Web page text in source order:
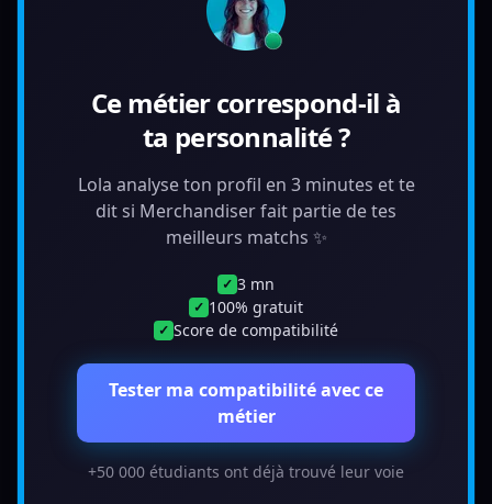
Ce métier correspond-il à
ta personnalité ?
Lola analyse ton profil en 3 minutes et te
dit si Merchandiser fait partie de tes
meilleurs matchs ✨
✓ 3 mn
✓ 100% gratuit
✓ Score de compatibilité
Tester ma compatibilité avec ce
métier
+50 000 étudiants ont déjà trouvé leur voie